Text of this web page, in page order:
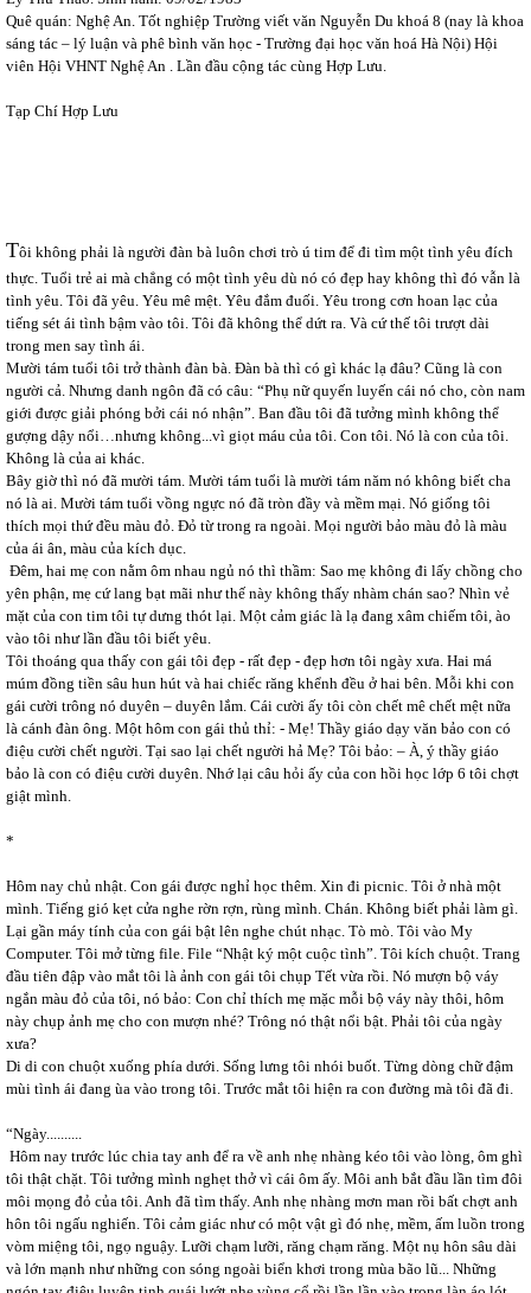
Quê quán: Nghệ An. Tốt nghiệp Trường viết văn Nguyễn Du khoá 8 (nay là khoa
sáng tác – lý luận và phê bình văn học - Trường đại học văn hoá Hà Nội) Hội
viên Hội VHNT Nghệ An . Lần đầu cộng tác cùng Hợp Lưu.
Tạp Chí Hợp Lưu
Tôi không phải là người đàn bà luôn chơi trò ú tim để đi tìm một tình yêu đích
thực. Tuổi trẻ ai mà chẳng có một tình yêu dù nó có đẹp hay không thì đó vẫn là
tình yêu. Tôi đã yêu. Yêu mê mệt. Yêu đắm đuối. Yêu trong cơn hoan lạc của
tiếng sét ái tình bậm vào tôi. Tôi đã không thể dứt ra. Và cứ thế tôi trượt dài
trong men say tình ái.
Mười tám tuổi tôi trở thành đàn bà. Đàn bà thì có gì khác lạ đâu? Cũng là con
người cả. Nhưng danh ngôn đã có câu: “Phụ nữ quyến luyến cái nó cho, còn nam
giới được giải phóng bởi cái nó nhận”. Ban đầu tôi đã tưởng mình không thể
gượng dậy nổi…nhưng không...vì giọt máu của tôi. Con tôi. Nó là con của tôi.
Không là của ai khác.
Bây giờ thì nó đã mười tám. Mười tám tuổi là mười tám năm nó không biết cha
nó là ai. Mười tám tuổi vồng ngực nó đã tròn đầy và mềm mại. Nó giống tôi
thích mọi thứ đều màu đỏ. Đỏ từ trong ra ngoài. Mọi người bảo màu đỏ là màu
của ái ân, màu của kích dục.
Đêm, hai mẹ con nằm ôm nhau ngủ nó thì thầm: Sao mẹ không đi lấy chồng cho
yên phận, mẹ cứ lang bạt mãi như thế này không thấy nhàm chán sao? Nhìn vẻ
mặt của con tim tôi tự dưng thót lại. Một cảm giác là lạ đang xâm chiếm tôi, ào
vào tôi như lần đầu tôi biết yêu.
Tôi thoáng qua thấy con gái tôi đẹp - rất đẹp - đẹp hơn tôi ngày xưa. Hai má
múm đồng tiền sâu hun hút và hai chiếc răng khểnh đều ở hai bên. Mỗi khi con
gái cười trông nó duyên – duyên lắm. Cái cười ấy tôi còn chết mê chết mệt nữa
là cánh đàn ông. Một hôm con gái thủ thỉ: - Mẹ! Thầy giáo dạy văn bảo con có
điệu cười chết người. Tại sao lại chết người hả Mẹ? Tôi bảo: – À, ý thầy giáo
bảo là con có điệu cười duyên. Nhớ lại câu hỏi ấy của con hồi học lớp 6 tôi chợt
giật mình.
*
Hôm nay chủ nhật. Con gái được nghỉ học thêm. Xin đi picnic. Tôi ở nhà một
mình. Tiếng gió kẹt cửa nghe rờn rợn, rùng mình. Chán. Không biết phải làm gì.
Lại gần máy tính của con gái bật lên nghe chút nhạc. Tò mò. Tôi vào My
Computer. Tôi mở từng file. File “Nhật ký một cuộc tình”. Tôi kích chuột. Trang
đầu tiên đập vào mắt tôi là ảnh con gái tôi chụp Tết vừa rồi. Nó mượn bộ váy
ngắn màu đỏ của tôi, nó bảo: Con chỉ thích mẹ mặc mỗi bộ váy này thôi, hôm
này chụp ảnh mẹ cho con mượn nhé? Trông nó thật nổi bật. Phải tôi của ngày
xưa?
Di di con chuột xuống phía dưới. Sống lưng tôi nhói buốt. Từng dòng chữ đậm
mùi tình ái đang ùa vào trong tôi. Trước mắt tôi hiện ra con đường mà tôi đã đi.
“Ngày..........
Hôm nay trước lúc chia tay anh để ra về anh nhẹ nhàng kéo tôi vào lòng, ôm ghì
tôi thật chặt. Tôi tưởng mình nghẹt thở vì cái ôm ấy. Môi anh bắt đầu lần tìm đôi
môi mọng đỏ của tôi. Anh đã tìm thấy. Anh nhẹ nhàng mơn man rồi bất chợt anh
hôn tôi ngấu nghiến. Tôi cảm giác như có một vật gì đó nhẹ, mềm, ấm luồn trong
vòm miệng tôi, ngọ nguậy. Lưỡi chạm lưỡi, răng chạm răng. Một nụ hôn sâu dài
và lớn mạnh như những con sóng ngoài biển khơi trong mùa bão lũ... Những